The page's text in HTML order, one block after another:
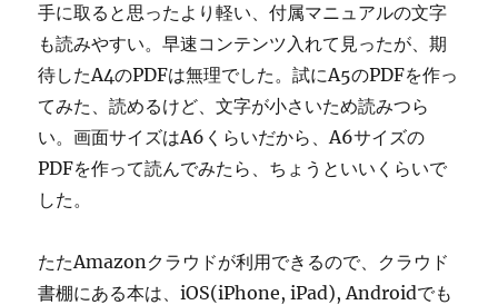
手に取ると思ったより軽い、付属マニュアルの文字
も読みやすい。早速コンテンツ入れて見ったが、期
待したA4のPDFは無理でした。試にA5のPDFを作っ
てみた、読めるけど、文字が小さいため読みつら
い。画面サイズはA6くらいだから、A6サイズの
PDFを作って読んでみたら、ちょうといいくらいで
した。
たたAmazonクラウドが利用できるので、クラウド
書棚にある本は、iOS(iPhone, iPad), Androidでも